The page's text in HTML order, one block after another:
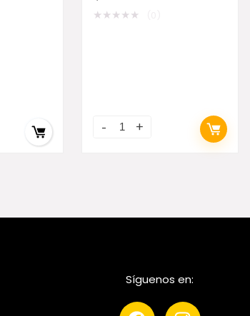
★★★★★
Síguenos en: